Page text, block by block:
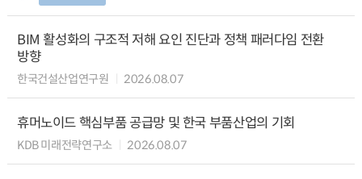
BIM 활성화의 구조적 저해 요인 진단과 정책 패러다임 전환
방향
한국건설산업연구원 2026.08.07
휴머노이드 핵심부품 공급망 및 한국 부품산업의 기회
KDB 미래전략연구소 2026.08.07